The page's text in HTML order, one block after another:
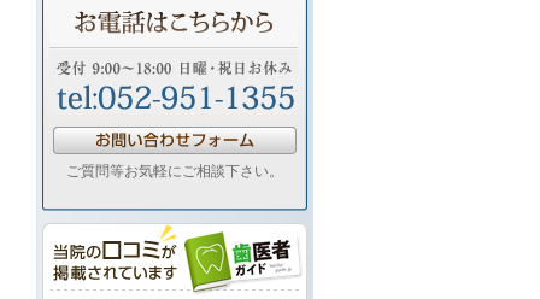
ご質問等お気軽にご相談下さい。